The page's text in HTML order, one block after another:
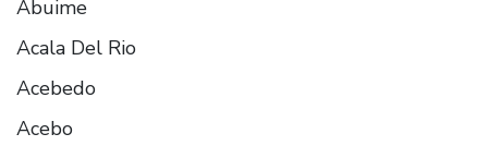
Abuime
Acala Del Rio
Acebedo
Acebo